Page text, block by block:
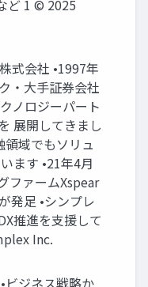
ど 1 © 2025
式会社 •1997年
・大手証券会社
ノロジーパート
展開してきまし
領域でもソリュ
ます •21年4月
ファームXspear
発足 •シンプレ
推進を支援して
Inc.